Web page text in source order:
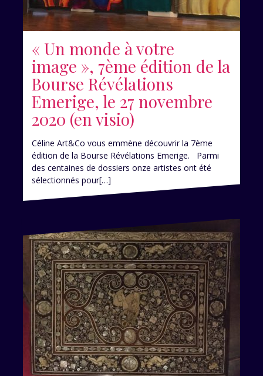
« Un monde à votre
image », 7ème édition de la
Bourse Révélations
Emerige, le 27 novembre
2020 (en visio)
Céline Art&Co vous emmène découvrir la 7ème
édition de la Bourse Révélations Emerige. Parmi
des centaines de dossiers onze artistes ont été
sélectionnés pour[…]